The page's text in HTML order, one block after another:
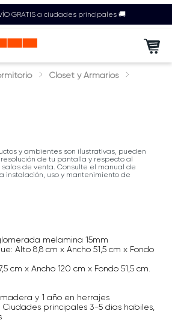
GRATIS a ciudades principales 🚚
Closet y Armarios
y ambientes son ilustrativas, pueden
de tu pantalla y respecto al
de venta. Consulte el manual de
instalación, uso y mantenimiento de
melamina 15mm
Alto 8,8 cm x Ancho 51,5 cm x Fondo
cm x Ancho 120 cm x Fondo 51,5 cm.
y 1 año en herrajes
principales 3-5 dias habiles,